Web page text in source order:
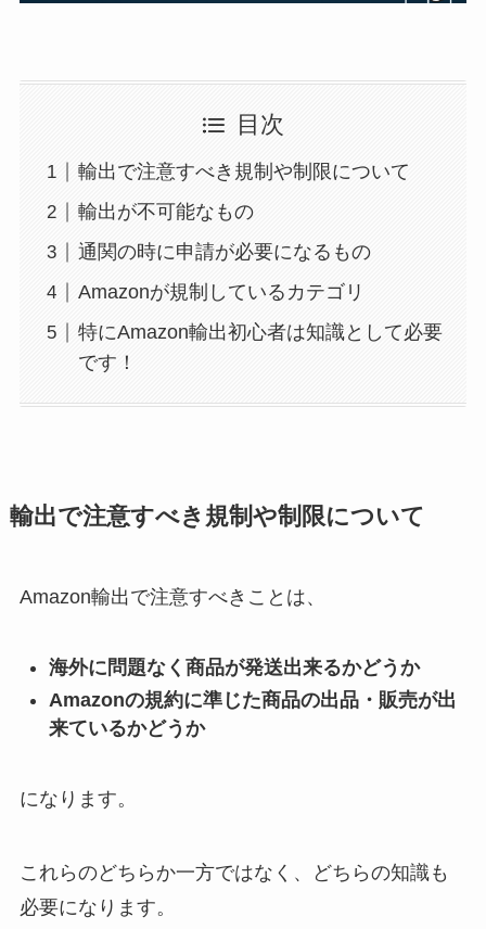
目次
輸出で注意すべき規制や制限について
輸出が不可能なもの
通関の時に申請が必要になるもの
Amazonが規制しているカテゴリ
特にAmazon輸出初心者は知識として必要
です！
輸出で注意すべき規制や制限について
Amazon輸出で注意すべきことは、
海外に問題なく商品が発送出来るかどうか
Amazonの規約に準じた商品の出品・販売が出
来ているかどうか
になります。
これらのどちらか一方ではなく、どちらの知識も
必要になります。